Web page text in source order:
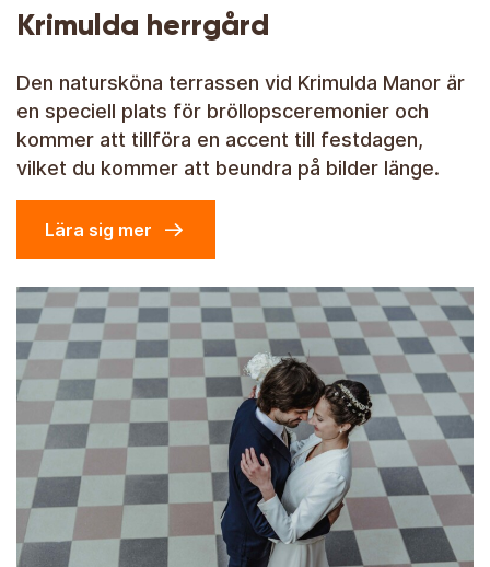
Krimulda herrgård
Den natursköna terrassen vid Krimulda Manor är
en speciell plats för bröllopsceremonier och
kommer att tillföra en accent till festdagen,
vilket du kommer att beundra på bilder länge.
Lära sig mer